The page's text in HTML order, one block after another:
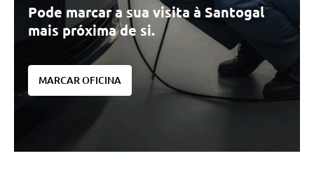
Pode marcar a sua visita à Santogal
mais próxima de si.
MARCAR OFICINA